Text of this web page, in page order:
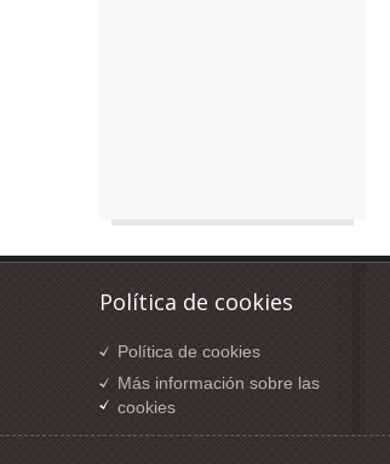
Política de cookies
Política de cookies
Más información sobre las
cookies